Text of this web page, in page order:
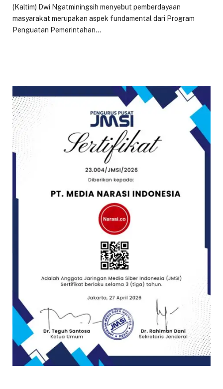
(Kaltim) Dwi Ngatminingsih menyebut pemberdayaan
masyarakat merupakan aspek fundamental dari Program
Penguatan Pemerintahan…